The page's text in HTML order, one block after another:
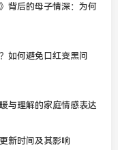
背后的母子情深：为何
如何避免口红变黑问
与理解的家庭情感表达
新时间及其影响